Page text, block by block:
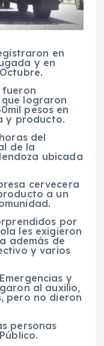
en
y en
fueron
lograron
pesos en
y producto.
del
de la
ubicada
cervecera
a un
por
les exigieron
además de
y varios
y
al auxilio,
pero no dieron
personas